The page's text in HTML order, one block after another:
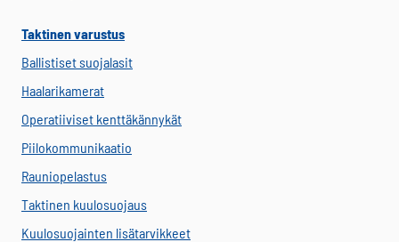
Taktinen varustus
Ballistiset suojalasit
Haalarikamerat
Operatiiviset kenttäkännykät
Piilokommunikaatio
Rauniopelastus
Taktinen kuulosuojaus
Kuulosuojainten lisätarvikkeet